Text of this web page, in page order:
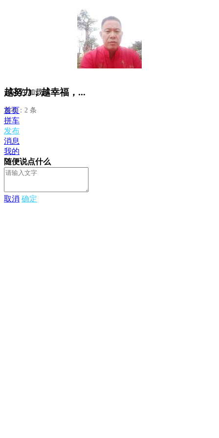
越努力，越幸福，...
发布：2 条
正在加载...
首页
拼车
发布
消息
我的
随便说点什么
取消 确定